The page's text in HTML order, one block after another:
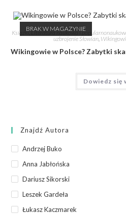
BRAK W MAGAZYNIE
Książki,Literatura naukowa i
uzbrojenie Słowian,
Wikingowie w Polsce? Zabytki
Dowiedz się
Znajdź Autora
Andrzej Buko
Anna Jabłońska
Dariusz Sikorski
Leszek Gardeła
Łukasz Kaczmarek